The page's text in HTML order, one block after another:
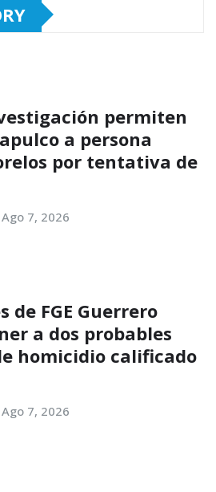
permiten
a persona
por tentativa de
Ago 7, 2026
de FGE Guerrero
a dos probables
homicidio calificado
Ago 7, 2026